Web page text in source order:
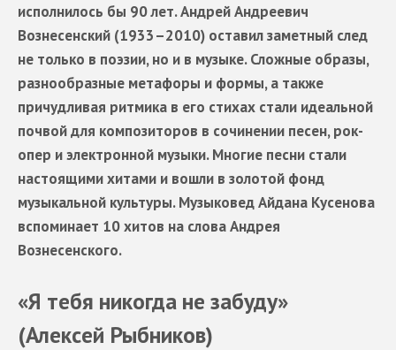
исполнилось бы 90 лет. Андрей Андреевич
Вознесенский (1933–2010) оставил заметный след
не только в поэзии, но и в музыке. Сложные образы,
разнообразные метафоры и формы, а также
причудливая ритмика в его стихах стали идеальной
почвой для композиторов в сочинении песен, рок-
опер и электронной музыки. Многие песни стали
настоящими хитами и вошли в золотой фонд
музыкальной культуры. Музыковед Айдана Кусенова
вспоминает 10 хитов на слова Андрея
Вознесенского.
«Я тебя никогда не забуду»
(Алексей Рыбников)